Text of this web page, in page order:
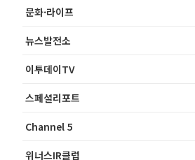
문화·라이프
뉴스발전소
이투데이TV
스페셜리포트
Channel 5
위너스IR클럽